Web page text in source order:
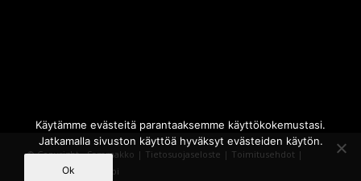
© Copyright - Sammakko | Tietosuojaseloste | Toimitusehdot |
Powered by
iQWebbi
Käytämme evästeitä parantaaksemme käyttökokemustasi.
Jatkamalla sivuston käyttöä hyväksyt evästeiden käytön.
Ok